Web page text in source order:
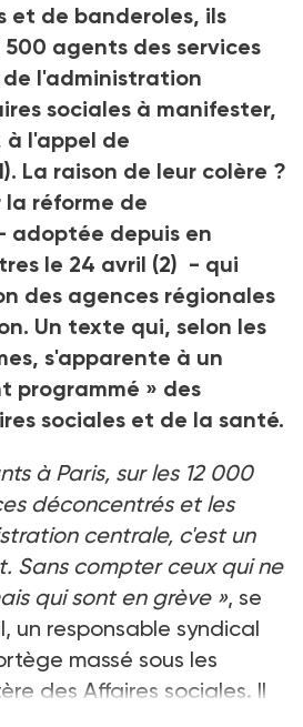
et de banderoles, ils
agents des services
l'administration
sociales à manifester,
à l'appel de
. La raison de leur colère ?
la réforme de
adoptée depuis en
le 24 avril (2) - qui
des agences régionales
Un texte qui, selon les
s'apparente à un
programmé » des
sociales et de la santé.
à Paris, sur les 12 000
déconcentrés et les
centrale, c'est un
Sans compter ceux qui ne
qui sont en grève », se
un responsable syndical
massé sous les
des Affaires sociales. Il